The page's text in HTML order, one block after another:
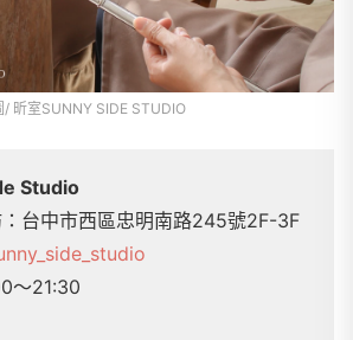
/ 昕室SUNNY SIDE STUDIO
Studio
台中市西區忠明南路245號2F-3F
～21:30